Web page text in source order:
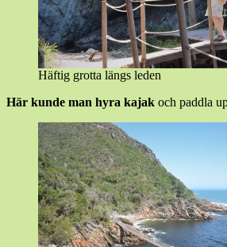
Häftig grotta längs leden
Här kunde man hyra kajak och paddla